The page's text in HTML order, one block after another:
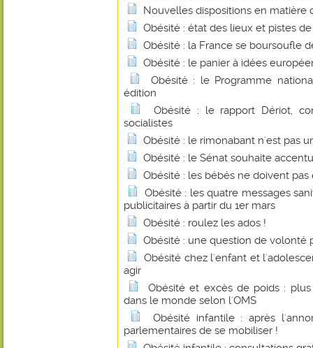
Nouvelles dispositions en
Obésité : état des lieux et pistes
Obésité : la France se boursoufle
Obésité : le panier à idées
Obésité : le Programme
édition
Obésité : le rapport Dériot,
socialistes
Obésité : le rimonabant n'est pas
Obésité : le Sénat souhaite
Obésité : les bébés ne doivent pas
Obésité : les quatre messages
publicitaires à partir du 1er mars
Obésité : roulez les ados !
Obésité : une question de
Obésité chez l'enfant et
agir
Obésité et excès de poids :
dans le monde selon l'OMS
Obésité infantile : après
parlementaires de se mobiliser !